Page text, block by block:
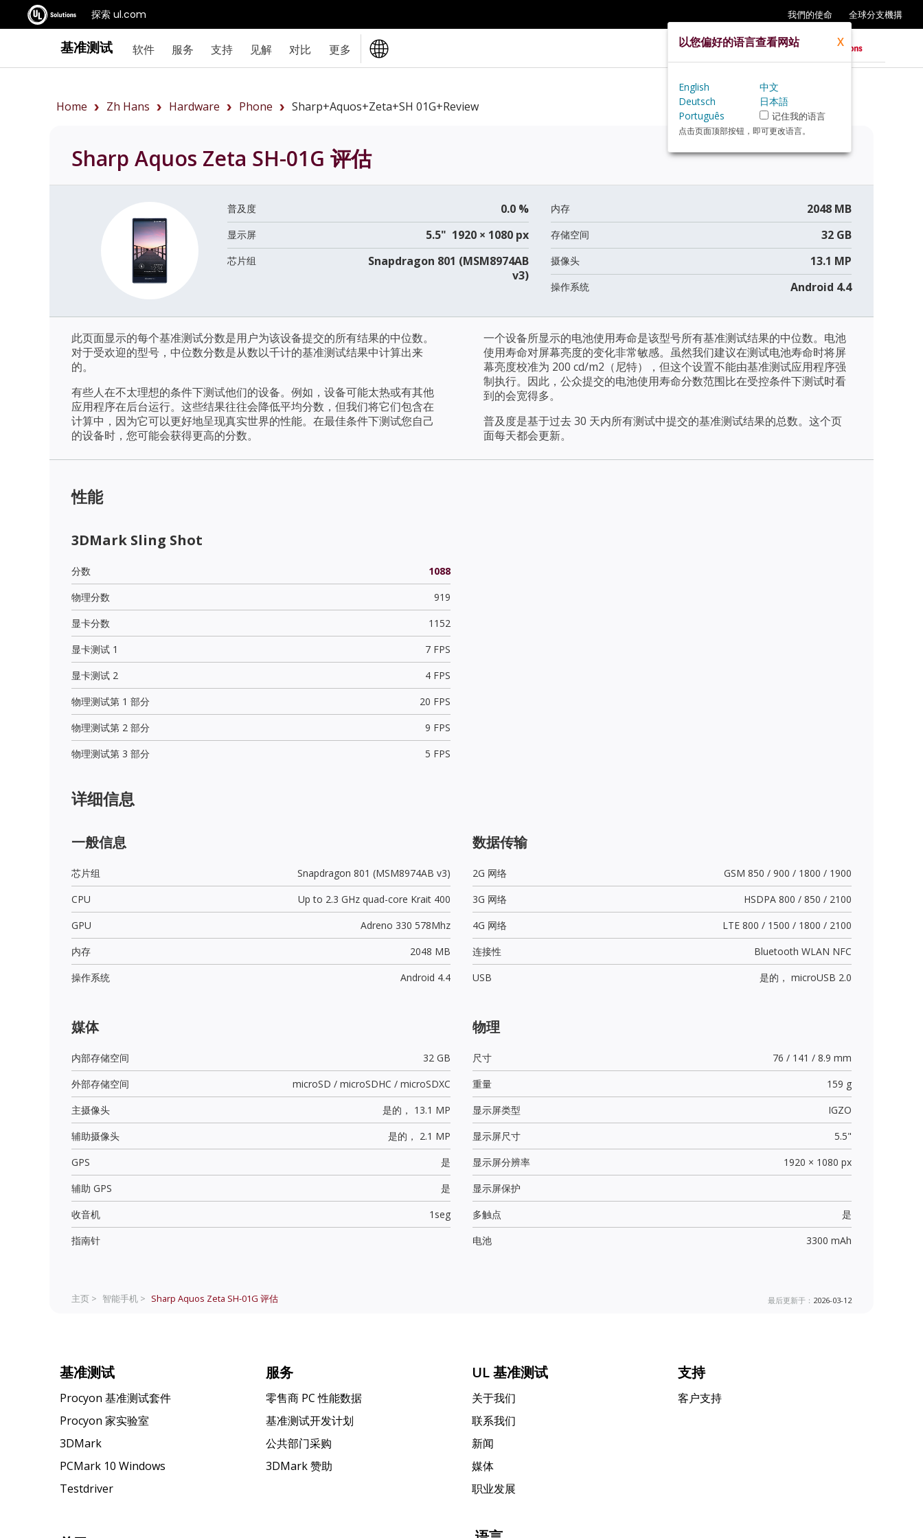
探索 ul.com 我們的使命 全球分支機搆
基准测试 软件 服务 支持 见解 对比 更多
Home Zh Hans Hardware Phone Sharp+Aquos+Zeta+SH 01G+review
Sharp Aquos Zeta SH-01G 评估
普及度 0.0 %
显示屏 5.5" 1920 × 1080 px
芯片组
Snapdragon 801 (MSM8974AB
v3)
内存 2048 MB
存储空间 32 GB
摄像头 13.1 MP
操作系统 Android 4.4
此页面显示的每个基准测试分数是用户为该设备提交的所有结果的中位数。
对于受欢迎的型号，中位数分数是从数以千计的基准测试结果中计算出来
的。
有些人在不太理想的条件下测试他们的设备。例如，设备可能太热或有其他
应用程序在后台运行。这些结果往往会降低平均分数，但我们将它们包含在
计算中，因为它可以更好地呈现真实世界的性能。在最佳条件下测试您自己
的设备时，您可能会获得更高的分数。
一个设备所显示的电池使用寿命是该型号所有基准测试结果的中位数。电池
使用寿命对屏幕亮度的变化非常敏感。虽然我们建议在测试电池寿命时将屏
幕亮度校准为 200 cd/m2（尼特），但这个设置不能由基准测试应用程序强
制执行。因此，公众提交的电池使用寿命分数范围比在受控条件下测试时看
到的会宽得多。
普及度是基于过去 30 天内所有测试中提交的基准测试结果的总数。这个页
面每天都会更新。
性能
3DMark Sling Shot
分数
1088
物理分数
919
显卡分数
1152
显卡测试 1
7 FPS
显卡测试 2
4 FPS
物理测试第 1 部分
20 FPS
物理测试第 2 部分
9 FPS
物理测试第 3 部分
5 FPS
详细信息
一般信息
芯片组
Snapdragon 801 (MSM8974AB v3)
CPU
Up to 2.3 GHz quad-core Krait 400
GPU
Adreno 330 578Mhz
内存
2048 MB
操作系统
Android 4.4
数据传输
2G 网络
GSM 850 / 900 / 1800 / 1900
3G 网络
HSDPA 800 / 850 / 2100
4G 网络
LTE 800 / 1500 / 1800 / 2100
连接性
Bluetooth WLAN NFC
USB
是的， microUSB 2.0
媒体
内部存储空间
32 GB
外部存储空间
microSD / microSDHC / microSDXC
主摄像头
是的， 13.1 MP
辅助摄像头
是的， 2.1 MP
GPS
是
辅助 GPS
是
收音机
1seg
指南针
物理
尺寸
76 / 141 / 8.9 mm
重量
159 g
显示屏类型
IGZO
显示屏尺寸
5.5"
显示屏分辨率
1920 × 1080 px
显示屏保护
多触点
是
电池
3300 mAh
主页 > 智能手机 > Sharp Aquos Zeta SH-01G 评估 最后更新于： 2026-03-12
基准测试
Procyon 基准测试套件
Procyon 家实验室
3DMark
PCMark 10 Windows
Testdriver
服务
零售商 PC 性能数据
基准测试开发计划
公共部门采购
3DMark 赞助
UL 基准测试
关于我们
联系我们
新闻
媒体
职业发展
支持
客户支持
以您偏好的语言查看网站 X
English
中文
Deutsch
日本語
Português
记住我的语言
点击页面顶部按钮，即可更改语言。